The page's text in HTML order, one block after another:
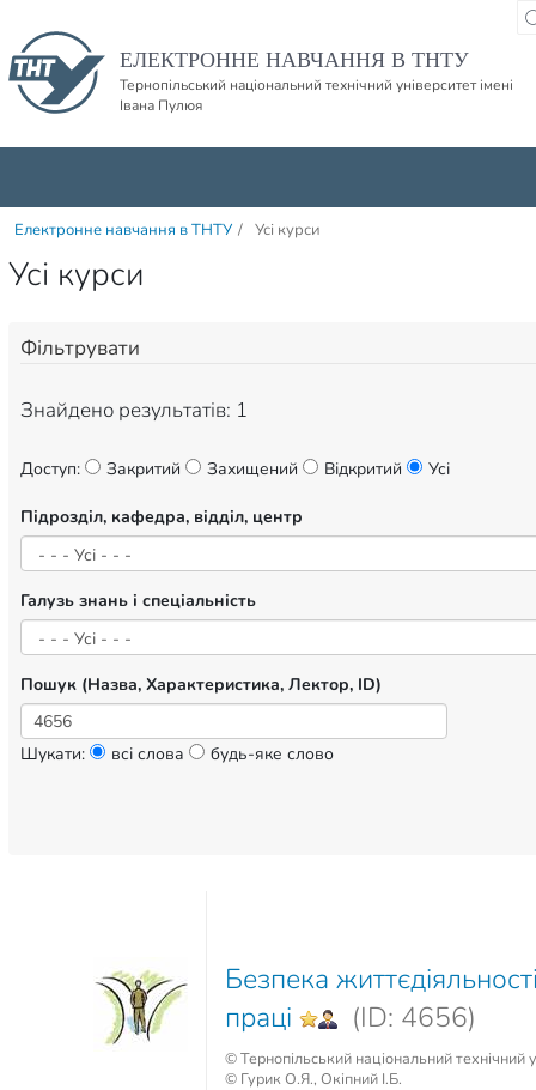
ЕЛЕКТРОННЕ НАВЧАННЯ В ТНТУ
Тернопільський національний технічний університет імені
Івана Пулюя
Електронне навчання в ТНТУ / Усі курси
Усі курси
Фільтрувати
Знайдено результатів: 1
Доступ: Закритий Захищений Відкритий Усі
Підрозділ, кафедра, відділ, центр
Галузь знань і спеціальність
Пошук (Назва, Характеристика, Лектор, ID)
Шукати: всі слова будь-яке слово
Безпека
праці
(ID: 4656)
© Тернопільський національний
© Гурик О.Я., Окіпний І.Б.